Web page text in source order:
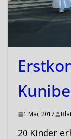
1 Mai, 2017
20 Kinder